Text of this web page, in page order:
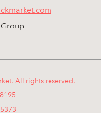
All rights reserved.